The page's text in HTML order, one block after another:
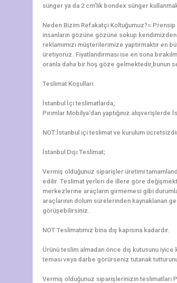
sünger ya da 2 cm’lik bondex sünger
Neden Bizim Refakatçi Koltuğumuz?=
insanların gözüne gözüne sokup
reklamımızı müşterilerimize yaptırmaktır en
üretiyoruz. Fiyatlandırması ise en sona
oranla daha bir hoş göze gelmektedir,bunun
Teslimat Koşulları:
İstanbul İçi teslimatlarda;
Pırımlar Mobilya‘dan yaptığınız
NOT:İstanbul içi teslimat ve kurulum
İstanbul Dışı Teslimat;
Vermiş olduğunuz siparişler üretimi
edilir. Teslimat yerleri de illere göre
merkezlerine araçların girmemesi gibi
araçlarının dolum sürelerinden kaynaklanan
görüşebilirsiniz.
NOT:Teslimatımız bina dış kapısına kadardır.
Ürünü teslim almadan önce dış kutusunu
teması veya darbe görürseniz tutanak
Vermiş olduğunuz siparişlerinizin teslimatları